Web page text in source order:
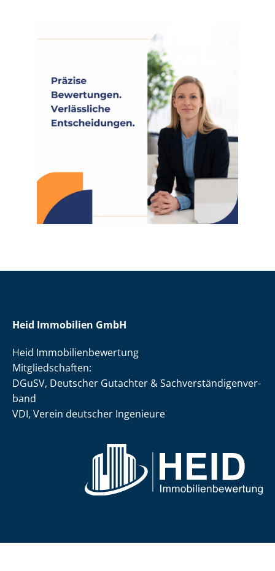
Heid Immobilien GmbH
Heid Im­mo­bi­li­en­be­wer­tung
Mit­glied­schaf­ten:
DGuSV, Deutscher Gutachter & Sach­ver­stän­di­gen­ver­
band
VDI, Verein deutscher Ingenieure